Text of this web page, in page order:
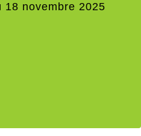
18 novembre 2025